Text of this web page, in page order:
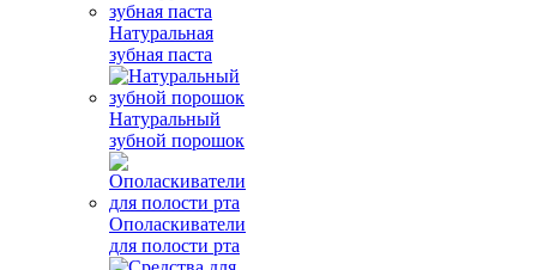
Натуральная
зубная паста
Натуральный
зубной порошок
Ополаскиватели
для полости рта